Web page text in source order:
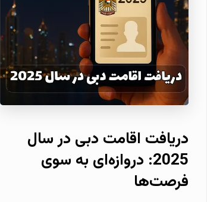
دریافت اقامت دبی در سال
2025: دروازه‌ای به سوی
فرصت‌ها